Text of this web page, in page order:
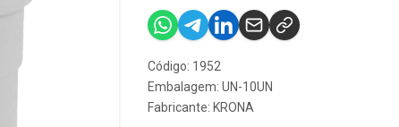
Código: 1952
Embalagem: UN-10UN
Fabricante: KRONA